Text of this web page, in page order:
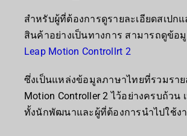
สำหรับผู้ที่ต้องการดูรายละเอียดสเปก
สินค้าอย่างเป็นทางการ สามารถดูข้อ
Leap Motion Controllrt 2
ซึ่งเป็นแหล่งข้อมูลภาษาไทยที่รวมราย
Motion Controller 2 ไว้อย่างครบถ้วน
ทั้งนักพัฒนาและผู้ที่ต้องการนำไปใช้ง